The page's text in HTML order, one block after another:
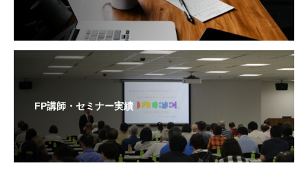
FP講師・セミナー実績